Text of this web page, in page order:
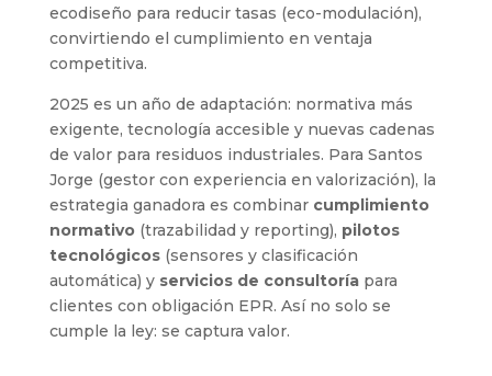
ecodiseño para reducir tasas (eco-modulación),
convirtiendo el cumplimiento en ventaja
competitiva.
2025 es un año de adaptación: normativa más
exigente, tecnología accesible y nuevas cadenas
de valor para residuos industriales. Para Santos
Jorge (gestor con experiencia en valorización), la
estrategia ganadora es combinar cumplimiento
normativo(trazabilidad y reporting), pilotos
tecnológicos(sensores y clasificación
automática) y servicios de consultoríapara
clientes con obligación EPR. Así no solo se
cumple la ley: se captura valor.